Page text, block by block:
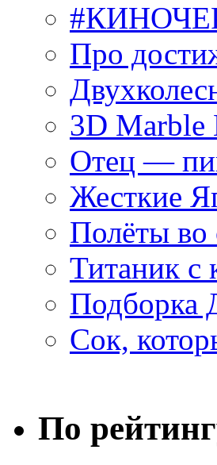
Про
3D Marble
Отец —
Жесткие
Полёты во
Титаник с
Подборка
Сок,
По